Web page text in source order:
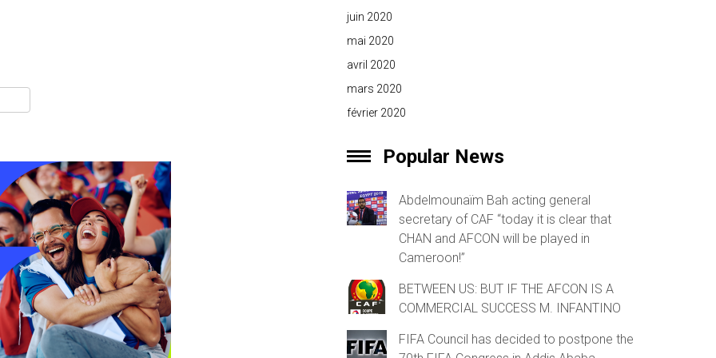
juin 2020
mai 2020
avril 2020
mars 2020
février 2020
Popular News
Abdelmounaïm Bah acting general
secretary of CAF “today it is clear that
CHAN and AFCON will be played in
Cameroon!”
BETWEEN US: BUT IF THE AFCON IS A
COMMERCIAL SUCCESS M. INFANTINO
FIFA Council has decided to postpone the